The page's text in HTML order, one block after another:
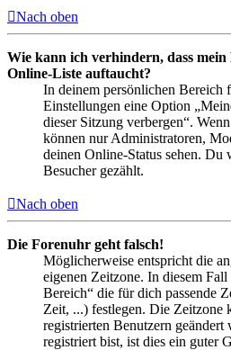
Nach oben
Wie kann ich verhindern, dass
Online-Liste auftaucht?
In deinem persönlichen Bereich
Einstellungen eine Option
dieser Sitzung verbergen“.
können nur Administratoren,
deinen Online-Status sehen. Du
Besucher gezählt.
Nach oben
Die Forenuhr geht falsch!
Möglicherweise entspricht die
eigenen Zeitzone. In diesem
Bereich“ die für dich passende
Zeit, ...) festlegen. Die Zeitzone
registrierten Benutzern
registriert bist, ist dies ein guter